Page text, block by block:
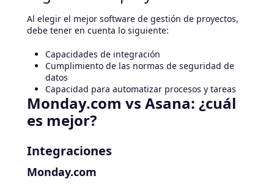
Al elegir el mejor software de gestión de proyectos,
debe tener en cuenta lo siguiente:
Capacidades de integración
Cumplimiento de las normas de seguridad de
datos
Capacidad para automatizar procesos y tareas
Monday.com vs Asana: ¿cuál
es mejor?
Integraciones
Monday.com